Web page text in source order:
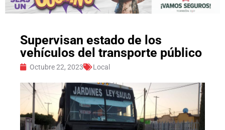
Supervisan estado de los
vehículos del transporte público
Octubre 22, 2023 Local